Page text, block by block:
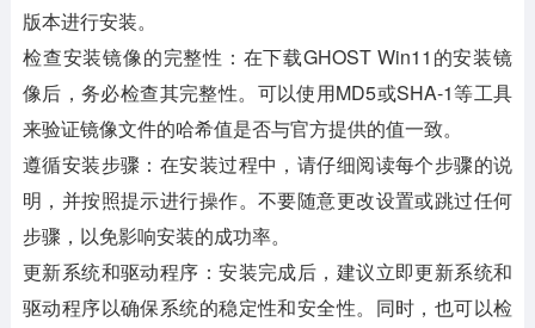
版本进行安装。
检查安装镜像的完整性 ：在下载GHOST Win11的安装镜
像后，务必检查其完整性。可以使用MD5或SHA-1等工具
来验证镜像文件的哈希值是否与官方提供的值一致。
遵循安装步骤 ：在安装过程中，请仔细阅读每个步骤的说
明，并按照提示进行操作。不要随意更改设置或跳过任何
步骤，以免影响安装的成功率。
更新系统和驱动程序 ：安装完成后，建议立即更新系统和
驱动程序以确保系统的稳定性和安全性。同时，也可以检